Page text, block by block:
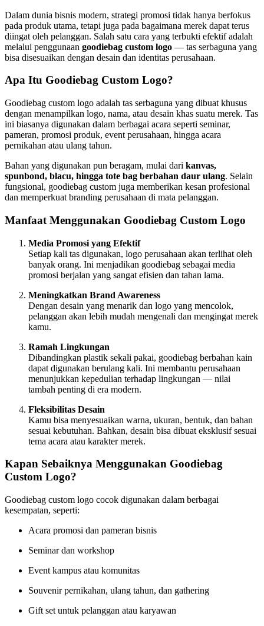
Dalam dunia bisnis modern, strategi promosi tidak hanya berfokus
pada produk utama, tetapi juga pada bagaimana merek dapat terus
diingat oleh pelanggan. Salah satu cara yang terbukti efektif adalah
melalui penggunaan goodiebag custom logo — tas serbaguna yang
bisa disesuaikan dengan desain dan identitas perusahaan.
Apa Itu Goodiebag Custom Logo?
Goodiebag custom logo adalah tas serbaguna yang dibuat khusus
dengan menampilkan logo, nama, atau desain khas suatu merek. Tas
ini biasanya digunakan dalam berbagai acara seperti seminar,
pameran, promosi produk, event perusahaan, hingga acara
pernikahan atau ulang tahun.
Bahan yang digunakan pun beragam, mulai dari kanvas,
spunbond, blacu, hingga tote bag berbahan daur ulang. Selain
fungsional, goodiebag custom juga memberikan kesan profesional
dan memperkuat branding perusahaan di mata pelanggan.
Manfaat Menggunakan Goodiebag Custom Logo
Media Promosi yang Efektif
Setiap kali tas digunakan, logo perusahaan akan terlihat oleh
banyak orang. Ini menjadikan goodiebag sebagai media
promosi berjalan yang sangat efisien dan tahan lama.
Meningkatkan Brand Awareness
Dengan desain yang menarik dan logo yang mencolok,
pelanggan akan lebih mudah mengenali dan mengingat merek
kamu.
Ramah Lingkungan
Dibandingkan plastik sekali pakai, goodiebag berbahan kain
dapat digunakan berulang kali. Ini membantu perusahaan
menunjukkan kepedulian terhadap lingkungan — nilai
tambah penting di era modern.
Fleksibilitas Desain
Kamu bisa menyesuaikan warna, ukuran, bentuk, dan bahan
sesuai kebutuhan. Bahkan, desain bisa dibuat eksklusif sesuai
tema acara atau karakter merek.
Kapan Sebaiknya Menggunakan Goodiebag
Custom Logo?
Goodiebag custom logo cocok digunakan dalam berbagai
kesempatan, seperti:
Acara promosi dan pameran bisnis
Seminar dan workshop
Event kampus atau komunitas
Souvenir pernikahan, ulang tahun, dan gathering
Gift set untuk pelanggan atau karyawan